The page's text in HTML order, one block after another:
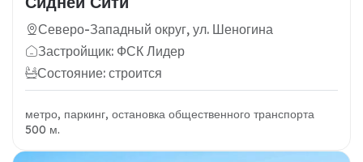
Северо-Западный округ, ул. Шеногина
Застройщик: ФСК Лидер
Состояние: строится
метро, паркинг, остановка общественного транспорта
500 м.